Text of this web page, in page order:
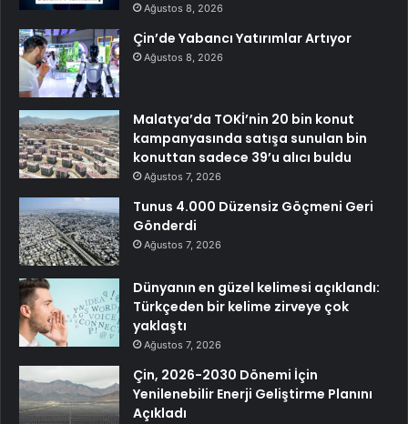
Ağustos 8, 2026
Çin’de Yabancı Yatırımlar Artıyor
Ağustos 8, 2026
Malatya’da TOKİ’nin 20 bin konut
kampanyasında satışa sunulan bin
konuttan sadece 39’u alıcı buldu
Ağustos 7, 2026
Tunus 4.000 Düzensiz Göçmeni Geri
Gönderdi
Ağustos 7, 2026
Dünyanın en güzel kelimesi açıklandı:
Türkçeden bir kelime zirveye çok
yaklaştı
Ağustos 7, 2026
Çin, 2026-2030 Dönemi İçin
Yenilenebilir Enerji Geliştirme Planını
Açıkladı